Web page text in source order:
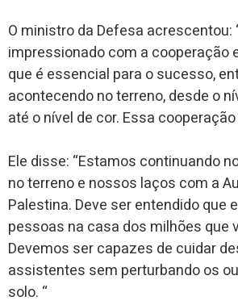
O ministro da Defesa acrescentou:
impressionado com a cooperação
que é essencial para o sucesso,
acontecendo no terreno, desde o
até o nível de cor. Essa
Ele disse: “Estamos continuando
no terreno e nossos laços com a
Palestina. Deve ser entendido que
pessoas na casa dos milhões que
Devemos ser capazes de cuidar
assistentes sem perturbando os
solo. “